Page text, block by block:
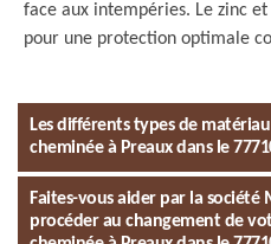
face aux intempéries. Le zinc
pour une protection optimale
Les différents types de
cheminée à Preaux dans le
Faites-vous aider par la société
procéder au changement de